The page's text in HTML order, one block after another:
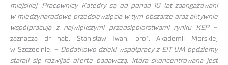
miejskiej. Pracownicy Katedry są od ponad 10 lat zaangażowani
w międzynarodowe przedsięwzięcia w tym obszarze oraz aktywnie
współpracują z największymi przedsiębiorstwami rynku KEP–
zaznacza dr hab. Stanisław Iwan, prof. Akademii Morskiej
w Szczecinie. – Dodatkowo dzięki współpracy z EIT UM będziemy
starali się rozwijać ofertę badawczą, która skoncentrowana jest